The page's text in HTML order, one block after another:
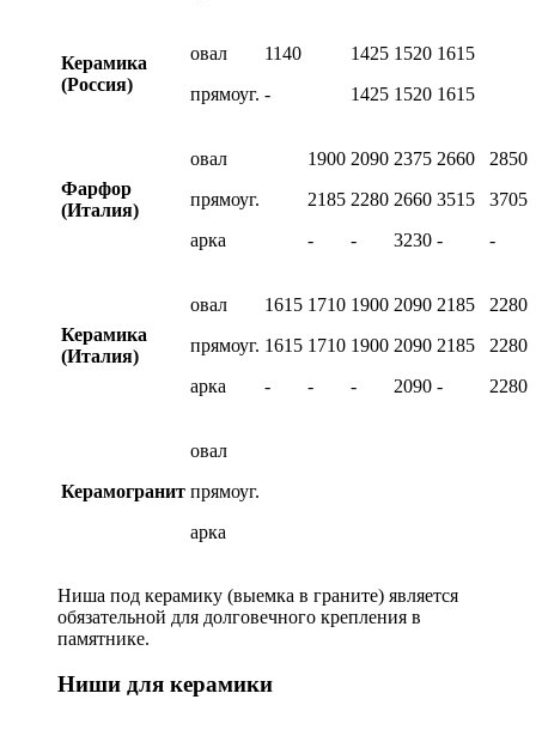
Керамика
(Россия)
овал
прямоуг.
1140
-
1425
1425
1520
1520
1615
1615
Фарфор
(Италия)
овал
прямоуг.
арка
1900
2185
-
2090
2280
-
2375
2660
3230
2660
3515
-
2850
3705
-
Керамика
(Италия)
овал
прямоуг.
арка
1615
1615
-
1710
1710
-
1900
1900
-
2090
2090
2090
2185
2185
-
2280
2280
2280
Керамогранит
овал
прямоуг.
арка
Ниша под керамику (выемка в граните) является
обязательной для долговечного крепления в
памятнике.
Ниши для керамики